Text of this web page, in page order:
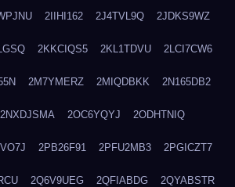
2IIHI162 2J4TVL9Q 2JDKS9WZ
2KKCIQS5 2KL1TDVU 2LCI7CW6
2M7YMERZ 2MIQDBKK 2N165DB2
2NXDJSMA 2OC6YQYJ 2ODHTNIQ
2PB26F91 2PFU2MB3 2PGICZT7
2Q6V9UEG 2QFIABDG 2QYABSTR